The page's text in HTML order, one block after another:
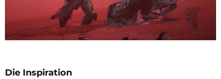
Die Inspiration